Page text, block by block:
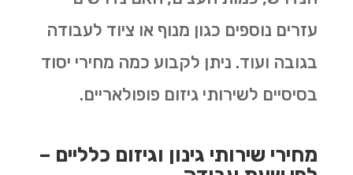
עזרים נוספים כגון מנוף או ציוד לעבודה
בגובה ועוד. ניתן לקבוע כמה מחירי יסוד
בסיסיים לשירותי גיזום פופולאריים.
מחירי שירותי גינון וגיזום כלליים –